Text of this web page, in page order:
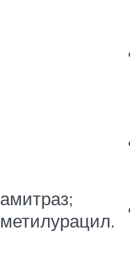
амитраз;
метилурацил.